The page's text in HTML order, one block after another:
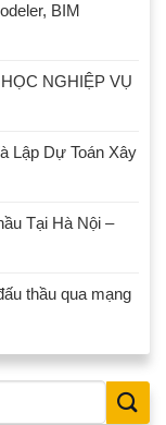
BIM
NGHIỆP VỤ
Lập Dự Toán Xây
Tại Hà Nội –
thầu qua mạng